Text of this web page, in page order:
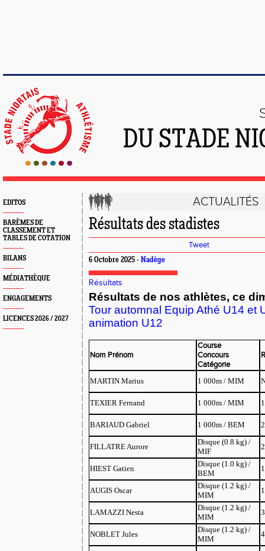
DU STADE
EDITOS
BARÈMES DE
CLASSEMENT ET
TABLES DE COTATION
BILANS
MÉDIATHÈQUE
ENGAGEMENTS
LICENCES 2026 / 2027
ACTUALITÉS
Résultats des stadistes
Tweet
6 Octobre 2025 - Nadège
Résultats
Résultats de nos athlètes, ce
Tour automnal Equip Athé U14 et
animation U12
Nom Prénom
Course
Concours
Catégorie
MARTIN Marius 1 000m / MIM
TEXIER Fernand 1 000m / MIM
BARIAUD Gabriel 1 000m / BEM
FILLATRE Aurore
Disque (0.8 kg) /
MIF
HIEST Gatien
Disque (1.0 kg) /
BEM
AUGIS Oscar
Disque (1.2 kg) /
MIM
LAMAZZI Nesta
Disque (1.2 kg) /
MIM
NOBLET Jules
Disque (1.2 kg) /
MIM